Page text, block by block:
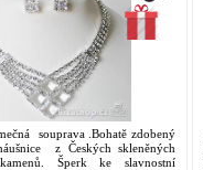
souprava .Bohatě zdobený
z Českých skleněných
Šperk ke slavnostní